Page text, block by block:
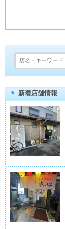
新着店舗情報